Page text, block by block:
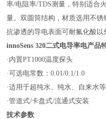
率/电阻率/TDS测量，特别适合
量。双圆筒结构，材质选用不
抗渗透的导电表面可耐氟化酸以
innoSens 320二式电导率电产品
·内置PT1000温度探头
·可选电常数：0.01/0.1/1.0
·适用于超纯水、纯水、自来水等
·管道式/卡盘式/流通式安装
技术参数